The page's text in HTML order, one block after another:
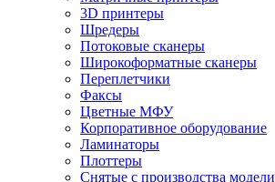
3D принтеры
Шредеры
Потоковые сканеры
Широкоформатные сканеры
Переплетчики
Факсы
Цветные МФУ
Корпоративное оборудование
Ламинаторы
Плоттеры
Снятые с производства модели